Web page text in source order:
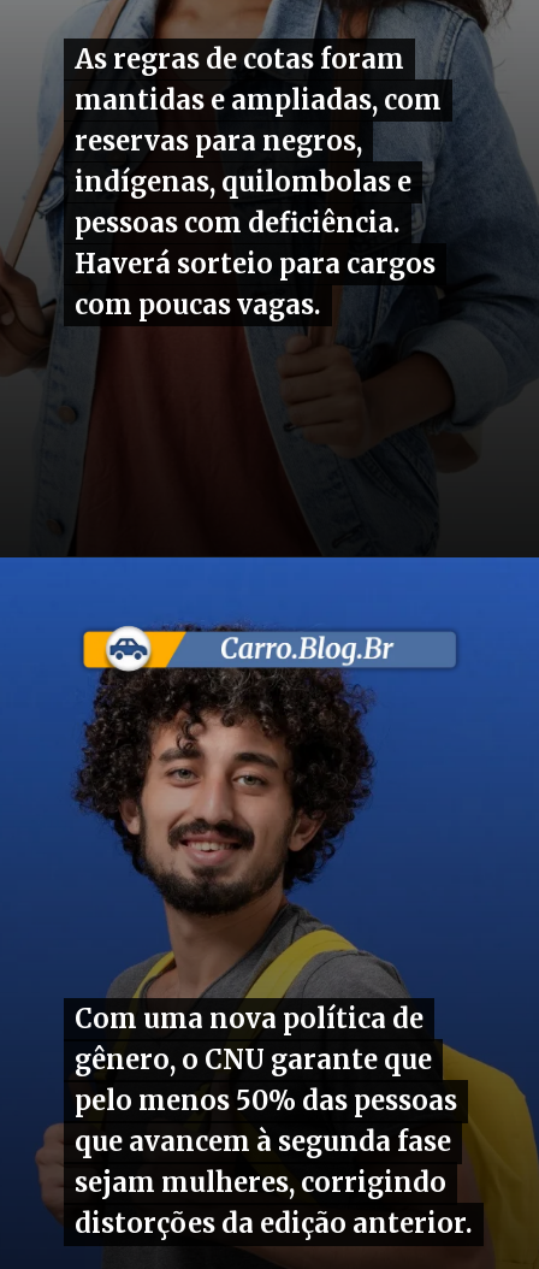
As regras de cotas foram
mantidas e ampliadas, com
reservas para negros,
indígenas, quilombolas e
pessoas com deficiência.
Haverá sorteio para cargos
com poucas vagas.
As regras de cotas foram
mantidas e ampliadas, com
reservas para negros,
indígenas, quilombolas e
pessoas com deficiência.
Haverá sorteio para cargos
com poucas vagas.
Com uma nova política de
gênero, o CNU garante que
pelo menos 50% das pessoas
que avancem à segunda fase
sejam mulheres, corrigindo
distorções da edição anterior.
Com uma nova política de
gênero, o CNU garante que
pelo menos 50% das pessoas
que avancem à segunda fase
sejam mulheres, corrigindo
distorções da edição anterior.